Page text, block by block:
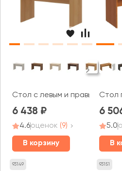
Стол с левым и правым
6 438
4.6оценок (9)
В корзину
Стол
6
5.0
В
93149 93151